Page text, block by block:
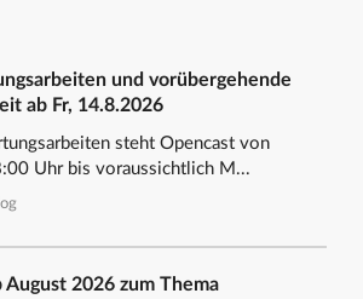
und vorübergehende
ab Fr, 14.8.2026
steht Opencast von
Uhr bis voraussichtlich M...
2026 zum Thema